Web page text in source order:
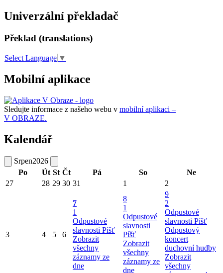
Univerzální překladač
Překlad (translations)
Select Language ▼
Mobilní aplikace
Sledujte informace z našeho webu v mobilní aplikaci –
V OBRAZE.
Kalendář
Srpen2026
Po
Út St Čt Pá So
Ne
27
28 29 30 31 1 2
3 4 5 6
7
1
Odpustové
slavnosti Píšť
Zobrazit
všechny
záznamy ze
dne
8
1
Odpustové
slavnosti
Píšť
Zobrazit
všechny
záznamy ze
dne
9
2
Odpustové
slavnosti Píšť
Odpustový
koncert
duchovní hudby
Zobrazit
všechny